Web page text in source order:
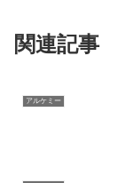
関連記事
アルケミー